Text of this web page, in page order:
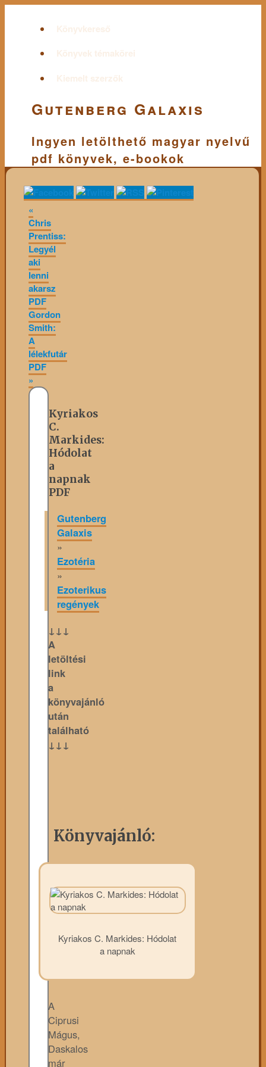
Könyvkereső
Könyvek témakörei
Kiemelt szerzők
Gutenberg Galaxis
Ingyen letölthető magyar nyelvű
pdf könyvek, e-bookok
«
Chris
Prentiss:
Legyél
aki
lenni
akarsz
PDF
Gordon
Smith:
A
lélekfutár
PDF
»
Kyriakos
C.
Markides:
Hódolat
a
napnak
PDF
Gutenberg
Galaxis
»
Ezotéria
»
Ezoterikus
regények
↓↓↓
A
letöltési
link
a
könyvajánló
után
található
↓↓↓
Könyvajánló:
Kyriakos C. Markides: Hódolat
a napnak
A
Ciprusi
Mágus,
Daskalos
már